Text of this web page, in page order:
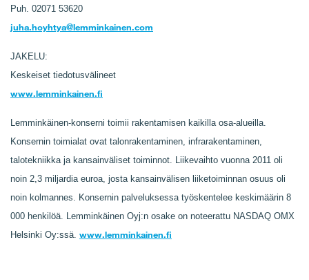
Puh. 02071 53620
juha.hoyhtya@lemminkainen.com
JAKELU:
Keskeiset tiedotusvälineet
www.lemminkainen.fi
Lemminkäinen-konserni toimii rakentamisen kaikilla osa-alueilla.
Konsernin toimialat ovat talonrakentaminen, infrarakentaminen,
talotekniikka ja kansainväliset toiminnot. Liikevaihto vuonna 2011 oli
noin 2,3 miljardia euroa, josta kansainvälisen liiketoiminnan osuus oli
noin kolmannes. Konsernin palveluksessa työskentelee keskimäärin 8
000 henkilöä. Lemminkäinen Oyj:n osake on noteerattu NASDAQ OMX
Helsinki Oy:ssä. www.lemminkainen.fi